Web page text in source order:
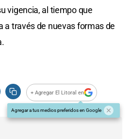
vigencia, al tiempo que
a través de nuevas formas de
+ Agregar El Litoral en
Agregar a tus medios preferidos en Google